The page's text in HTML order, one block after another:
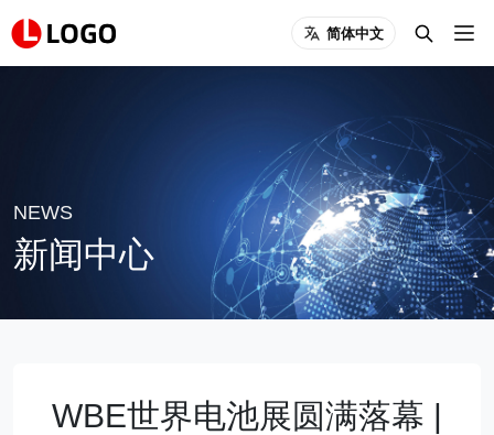
简体中文
NEWS
新闻中心
WBE世界电池展圆满落幕 |